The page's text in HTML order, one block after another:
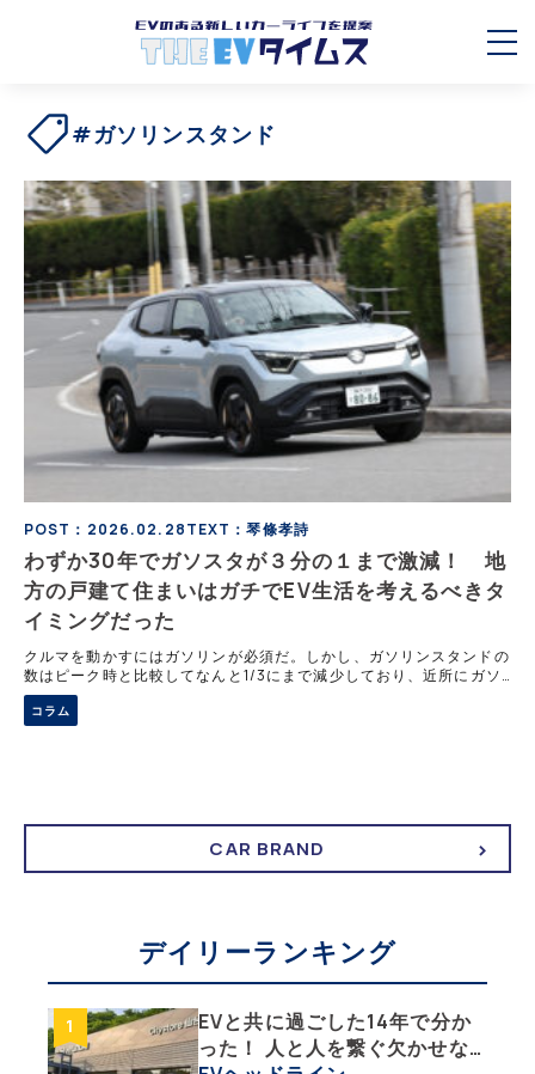
#ガソリンスタンド
POST：2026.02.28TEXT：琴條孝詩
わずか30年でガソスタが３分の１まで激減！ 地
方の戸建て住まいはガチでEV生活を考えるべきタ
イミングだった
クルマを動かすにはガソリンが必須だ。しかし、ガソリンスタンドの
数はピーク時と比較してなんと1/3にまで減少しており、近所にガソ
リンスタンドがないという自治体も珍しく無くなってきた。そこで強
い味方となるのが、電気で動くEVの存在だ。この記事では、郊外の
ユーザーこそEVに乗るべき3つの理由を解説する。
コラム
CAR BRAND
デイリーランキング
EVと共に過ごした14年で分か
った！ 人と人を繋ぐ欠かせな